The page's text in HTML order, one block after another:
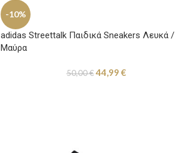
-10%
adidas Streettalk Παιδικά Sneakers Λευκά /
Μαύρα
50,00€44,99 €